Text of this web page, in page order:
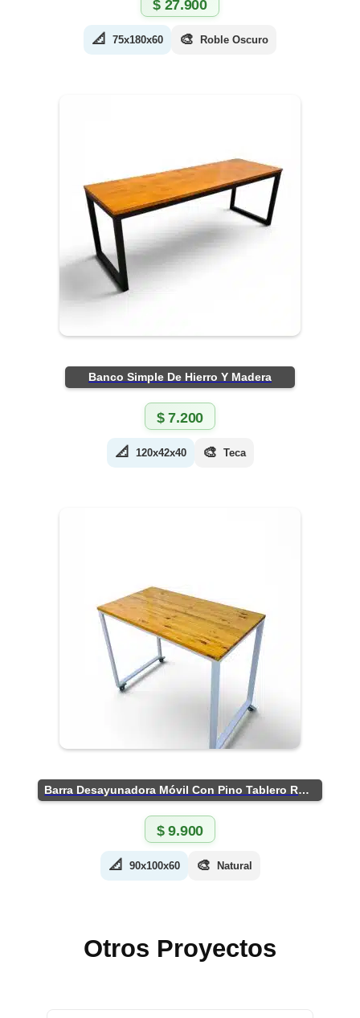
$27.900
📐 75x180x60 🎨 Roble Oscuro
Banco Simple De Hierro Y Madera
$7.200
📐 120x42x40 🎨 Teca
Barra Desayunadora Móvil Con Pino Tablero Rústico
$9.900
📐 90x100x60 🎨 Natural
Otros Proyectos